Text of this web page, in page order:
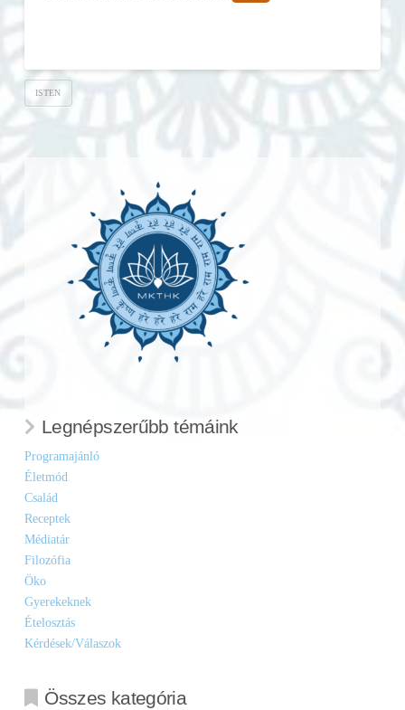
ISTEN
Legnépszerűbb témáink
Programajánló
Életmód
Család
Receptek
Médiatár
Filozófia
Öko
Gyerekeknek
Ételosztás
Kérdések/Válaszok
Összes kategória